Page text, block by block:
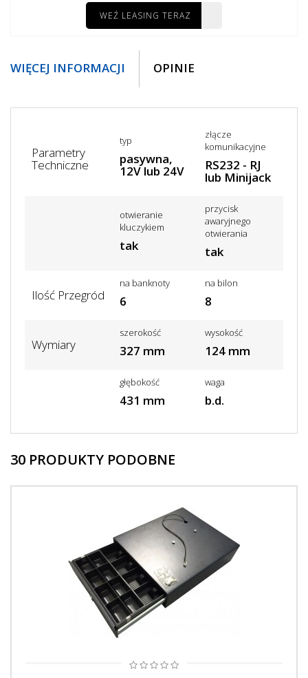
WEŹ LEASING TERAZ
WIĘCEJ INFORMACJI OPINIE
Parametry
Techniczne
typ
pasywna,
12V lub 24V
złącze
komunikacyjne
RS232 - RJ
lub Minijack
otwieranie
kluczykiem
tak
przycisk
awaryjnego
otwierania
tak
Ilość Przegród
na banknoty
6
na bilon
8
Wymiary
szerokość
327 mm
wysokość
124 mm
głębokość
431 mm
waga
b.d.
30 PRODUKTY PODOBNE